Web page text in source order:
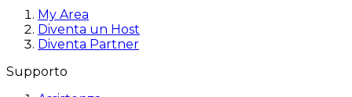
My Area
Diventa un Host
Diventa Partner
Supporto